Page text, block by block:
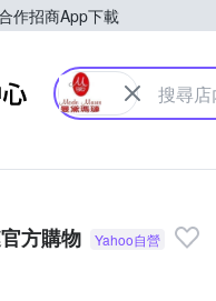
作招商App下載
Yahoo購物中心
方購物